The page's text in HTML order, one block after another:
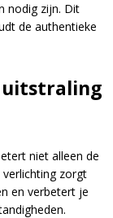
nodig zijn. Dit
de authentieke
uitstraling
niet alleen de
verlichting zorgt
en verbetert je